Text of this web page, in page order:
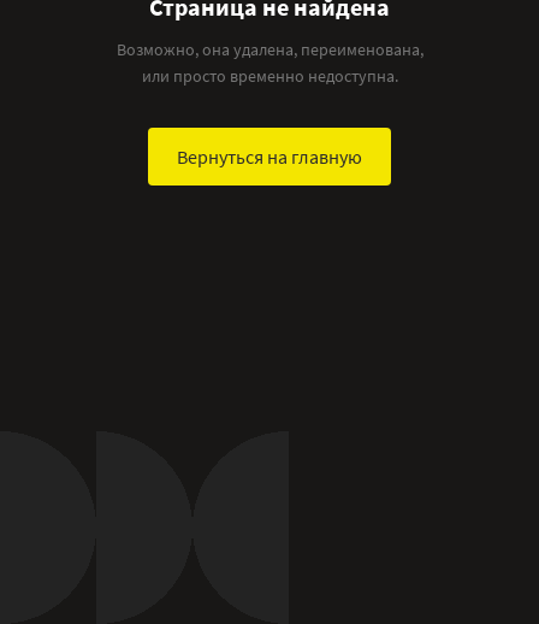
Страница не найдена
Возможно, она удалена, переименована,
или просто временно недоступна.
Вернуться на главную